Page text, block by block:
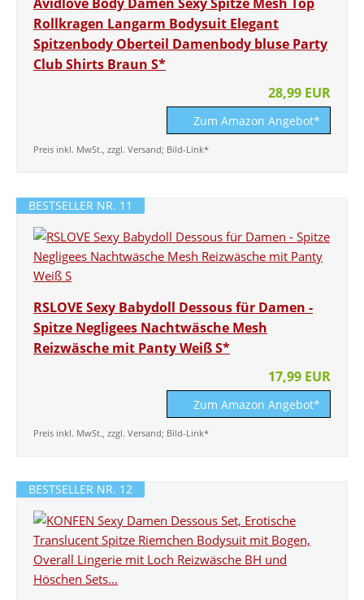
Rollkragen Langarm Bodysuit Elegant
Spitzenbody Oberteil Damenbody bluse Party
Club Shirts Braun S*
28,99 EUR
Zum Amazon Angebot*
Preis inkl. MwSt., zzgl. Versand; Bild-Link*
BESTSELLER NR. 11
RSLOVE Sexy Babydoll Dessous für Damen -
Spitze Negligees Nachtwäsche Mesh
Reizwäsche mit Panty Weiß S*
17,99 EUR
Zum Amazon Angebot*
Preis inkl. MwSt., zzgl. Versand; Bild-Link*
BESTSELLER NR. 12